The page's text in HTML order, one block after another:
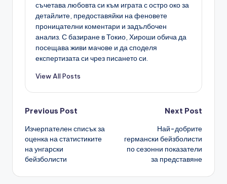
съчетава любовта си към играта с остро око за
детайлите, предоставяйки на феновете
проницателни коментари и задълбочен
анализ. С базиране в Токио, Хироши обича да
посещава живи мачове и да споделя
експертизата си чрез писането си.
View All Posts
Post
navigation
Previous Post
Изчерпателен списък за
оценка на статистиките
на унгарски
бейзболисти
Next Post
Най-добрите
германски бейзболисти
по сезонни показатели
за представяне